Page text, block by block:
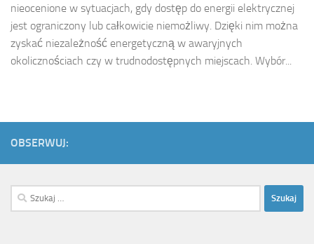
nieocenione w sytuacjach, gdy dostęp do energii elektrycznej
jest ograniczony lub całkowicie niemożliwy. Dzięki nim można
zyskać niezależność energetyczną w awaryjnych
okolicznościach czy w trudnodostępnych miejscach. Wybór...
OBSERWUJ:
Szukaj: